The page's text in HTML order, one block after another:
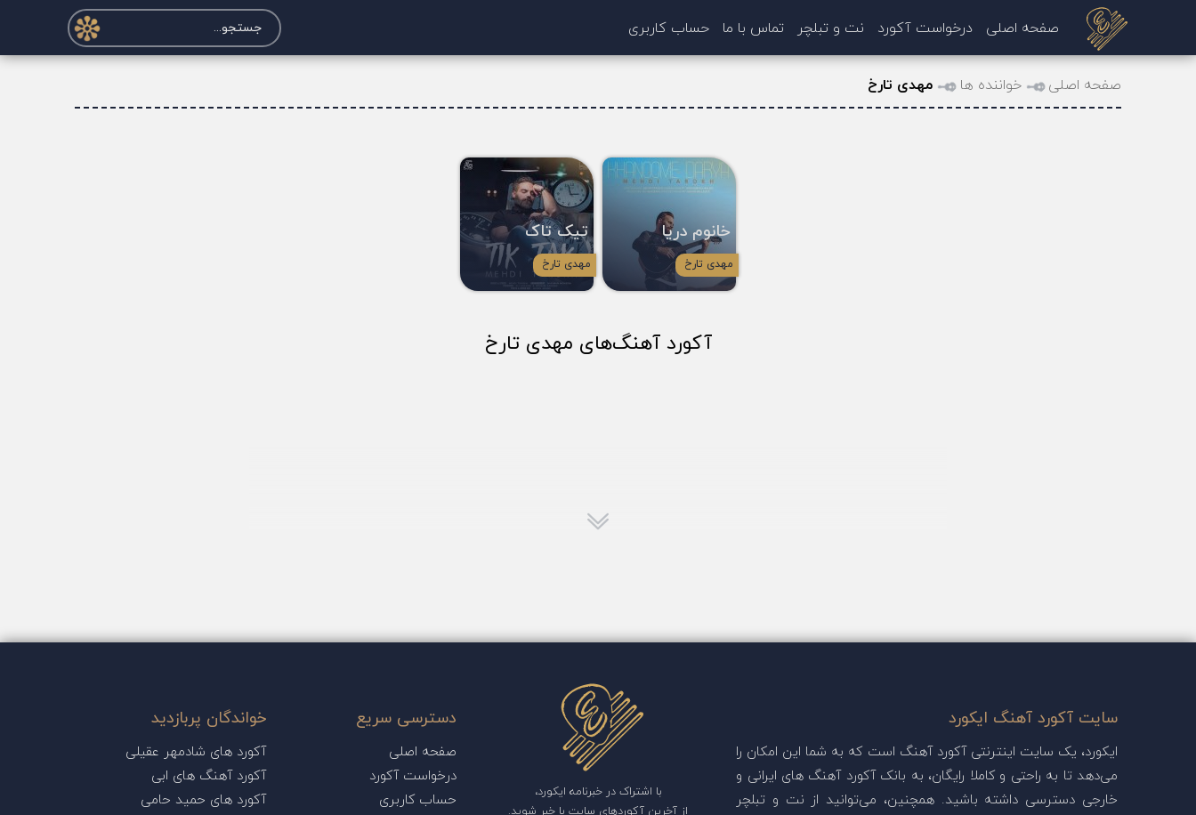
صفحه اصلی درخواست آکورد نت و تبلچر تماس با ما حساب کاربری
صفحه اصلی خواننده ها مهدی تارخ
خانوم دریا
مهدی تارخ
تیک تاک
مهدی تارخ
آکورد آهنگ‌های مهدی تارخ
سایت آکورد آهنگ ایکورد
ایکورد، یک سایت اینترنتی آکورد آهنگ است که به شما این امکان را
می‌دهد تا به راحتی و کاملا رایگان، به بانک آکورد آهنگ های ایرانی و
خارجی دسترسی داشته باشید. همچنین، می‌توانید از نت و تبلچر
با اشتراک در خبرنامه ایکورد،
از آخرین آکوردهای سایت با خبر شوید.
دسترسی سریع
صفحه اصلی
درخواست آکورد
حساب کاربری
خواندگان پربازدید
آکورد های شادمهر عقیلی
آکورد آهنگ های ابی
آکورد های حمید حامی